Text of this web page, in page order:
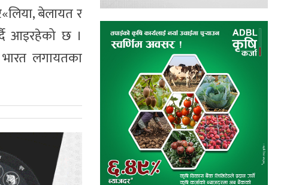
बेलायत र
आइरहेको छ ।
लगायतका